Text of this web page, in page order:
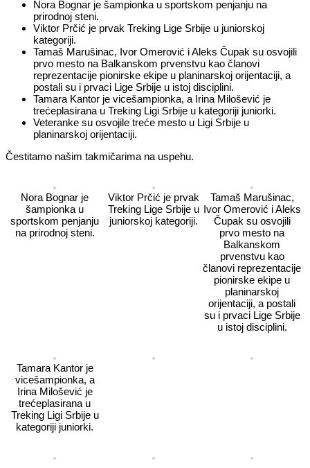
Nora Bognar je šampionka u sportskom penjanju na
prirodnoj steni.
Viktor Prčić je prvak Treking Lige Srbije u juniorskoj
kategoriji.
Tamaš Marušinac, Ivor Omerović i Aleks Čupak su osvojili
prvo mesto na Balkanskom prvenstvu kao članovi
reprezentacije pionirske ekipe u planinarskoj orijentaciji, a
postali su i prvaci Lige Srbije u istoj disciplini.
Tamara Kantor je vicešampionka, a Irina Milošević je
trećeplasirana u Treking Ligi Srbije u kategoriji juniorki.
Veteranke su osvojile treće mesto u Ligi Srbije u
planinarskoj orijentaciji.
Čestitamo našim takmičarima na uspehu.
Nora Bognar je
šampionka u
sportskom penjanju
na prirodnoj steni.
Viktor Prčić je prvak
Treking Lige Srbije u
juniorskoj kategoriji.
Tamaš Marušinac,
Ivor Omerović i Aleks
Čupak su osvojili
prvo mesto na
Balkanskom
prvenstvu kao
članovi reprezentacije
pionirske ekipe u
planinarskoj
orijentaciji, a postali
su i prvaci Lige Srbije
u istoj disciplini.
Tamara Kantor je
vicešampionka, a
Irina Milošević je
trećeplasirana u
Treking Ligi Srbije u
kategoriji juniorki.